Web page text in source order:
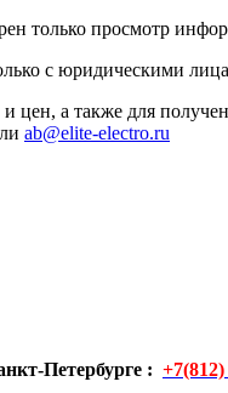
только просмотр
с юридическими
и цен, а также для
ab@elite-electro.ru
Петербурге :